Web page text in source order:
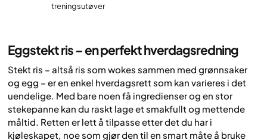
treningsutøver
Eggstekt ris – en perfekt hverdagsredning
Stekt ris – altså ris som wokes sammen med grønnsaker
og egg – er en enkel hverdagsrett som kan varieres i det
uendelige. Med bare noen få ingredienser og en stor
stekepanne kan du raskt lage et smakfullt og mettende
måltid. Retten er lett å tilpasse etter det du har i
kjøleskapet, noe som gjør den til en smart måte å bruke